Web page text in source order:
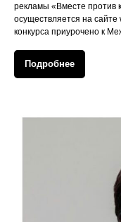
рекламы «Вместе против
осуществляется на
конкурса приурочено к
Подробнее